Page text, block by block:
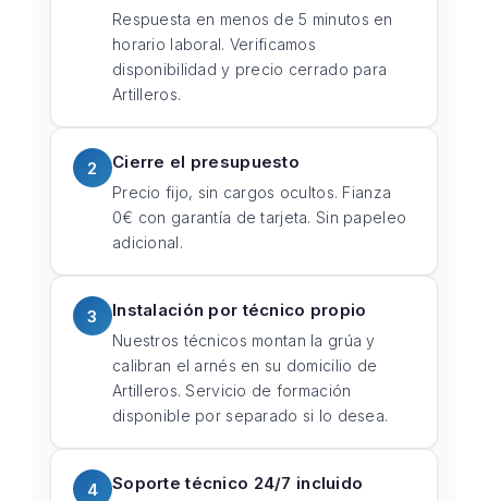
Respuesta en menos de 5 minutos en
horario laboral. Verificamos
disponibilidad y precio cerrado para
Artilleros.
2 Cierre el presupuesto
Precio fijo, sin cargos ocultos. Fianza
0€ con garantía de tarjeta. Sin papeleo
adicional.
3 Instalación por técnico propio
Nuestros técnicos montan la grúa y
calibran el arnés en su domicilio de
Artilleros. Servicio de formación
disponible por separado si lo desea.
4 Soporte técnico 24/7 incluido